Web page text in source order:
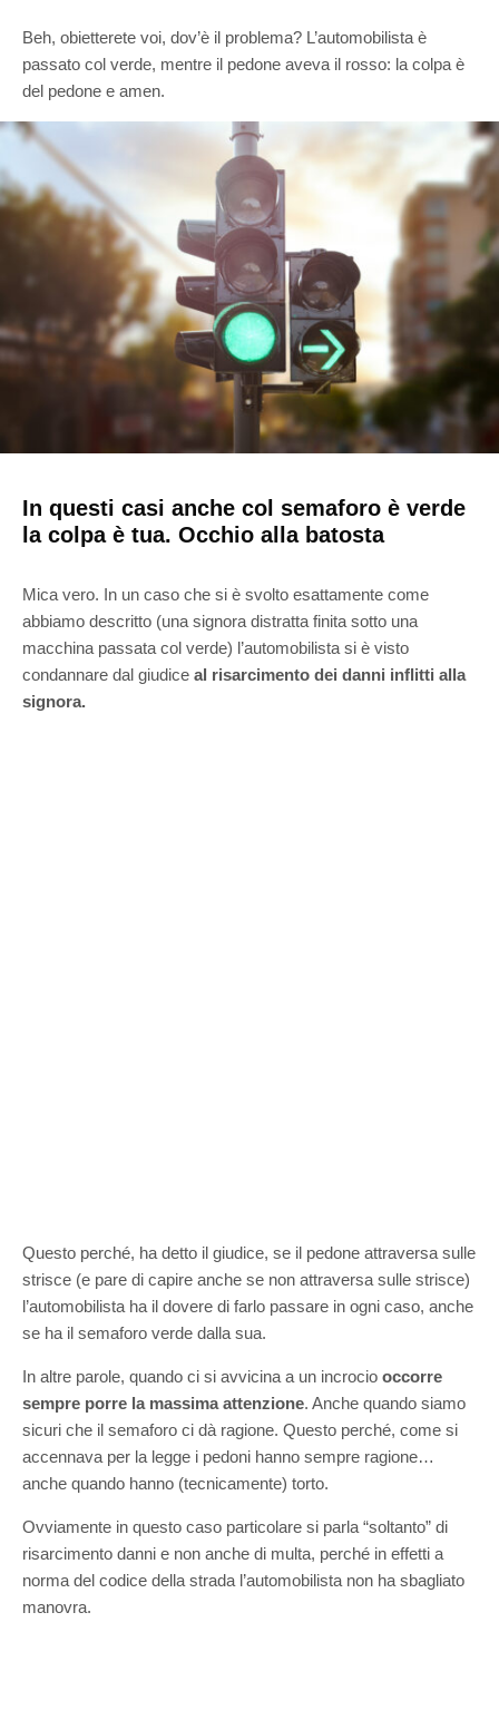
Beh, obietterete voi, dov’è il problema? L’automobilista è
passato col verde, mentre il pedone aveva il rosso: la colpa è
del pedone e amen.
In questi casi anche col semaforo è verde
la colpa è tua. Occhio alla batosta
Mica vero. In un caso che si è svolto esattamente come
abbiamo descritto (una signora distratta finita sotto una
macchina passata col verde) l’automobilista si è visto
condannare dal giudice al risarcimento dei danni inflitti alla
signora.
Questo perché, ha detto il giudice, se il pedone attraversa sulle
strisce (e pare di capire anche se non attraversa sulle strisce)
l’automobilista ha il dovere di farlo passare in ogni caso, anche
se ha il semaforo verde dalla sua.
In altre parole, quando ci si avvicina a un incrocio occorre
sempre porre la massima attenzione. Anche quando siamo
sicuri che il semaforo ci dà ragione. Questo perché, come si
accennava per la legge i pedoni hanno sempre ragione…
anche quando hanno (tecnicamente) torto.
Ovviamente in questo caso particolare si parla “soltanto” di
risarcimento danni e non anche di multa, perché in effetti a
norma del codice della strada l’automobilista non ha sbagliato
manovra.